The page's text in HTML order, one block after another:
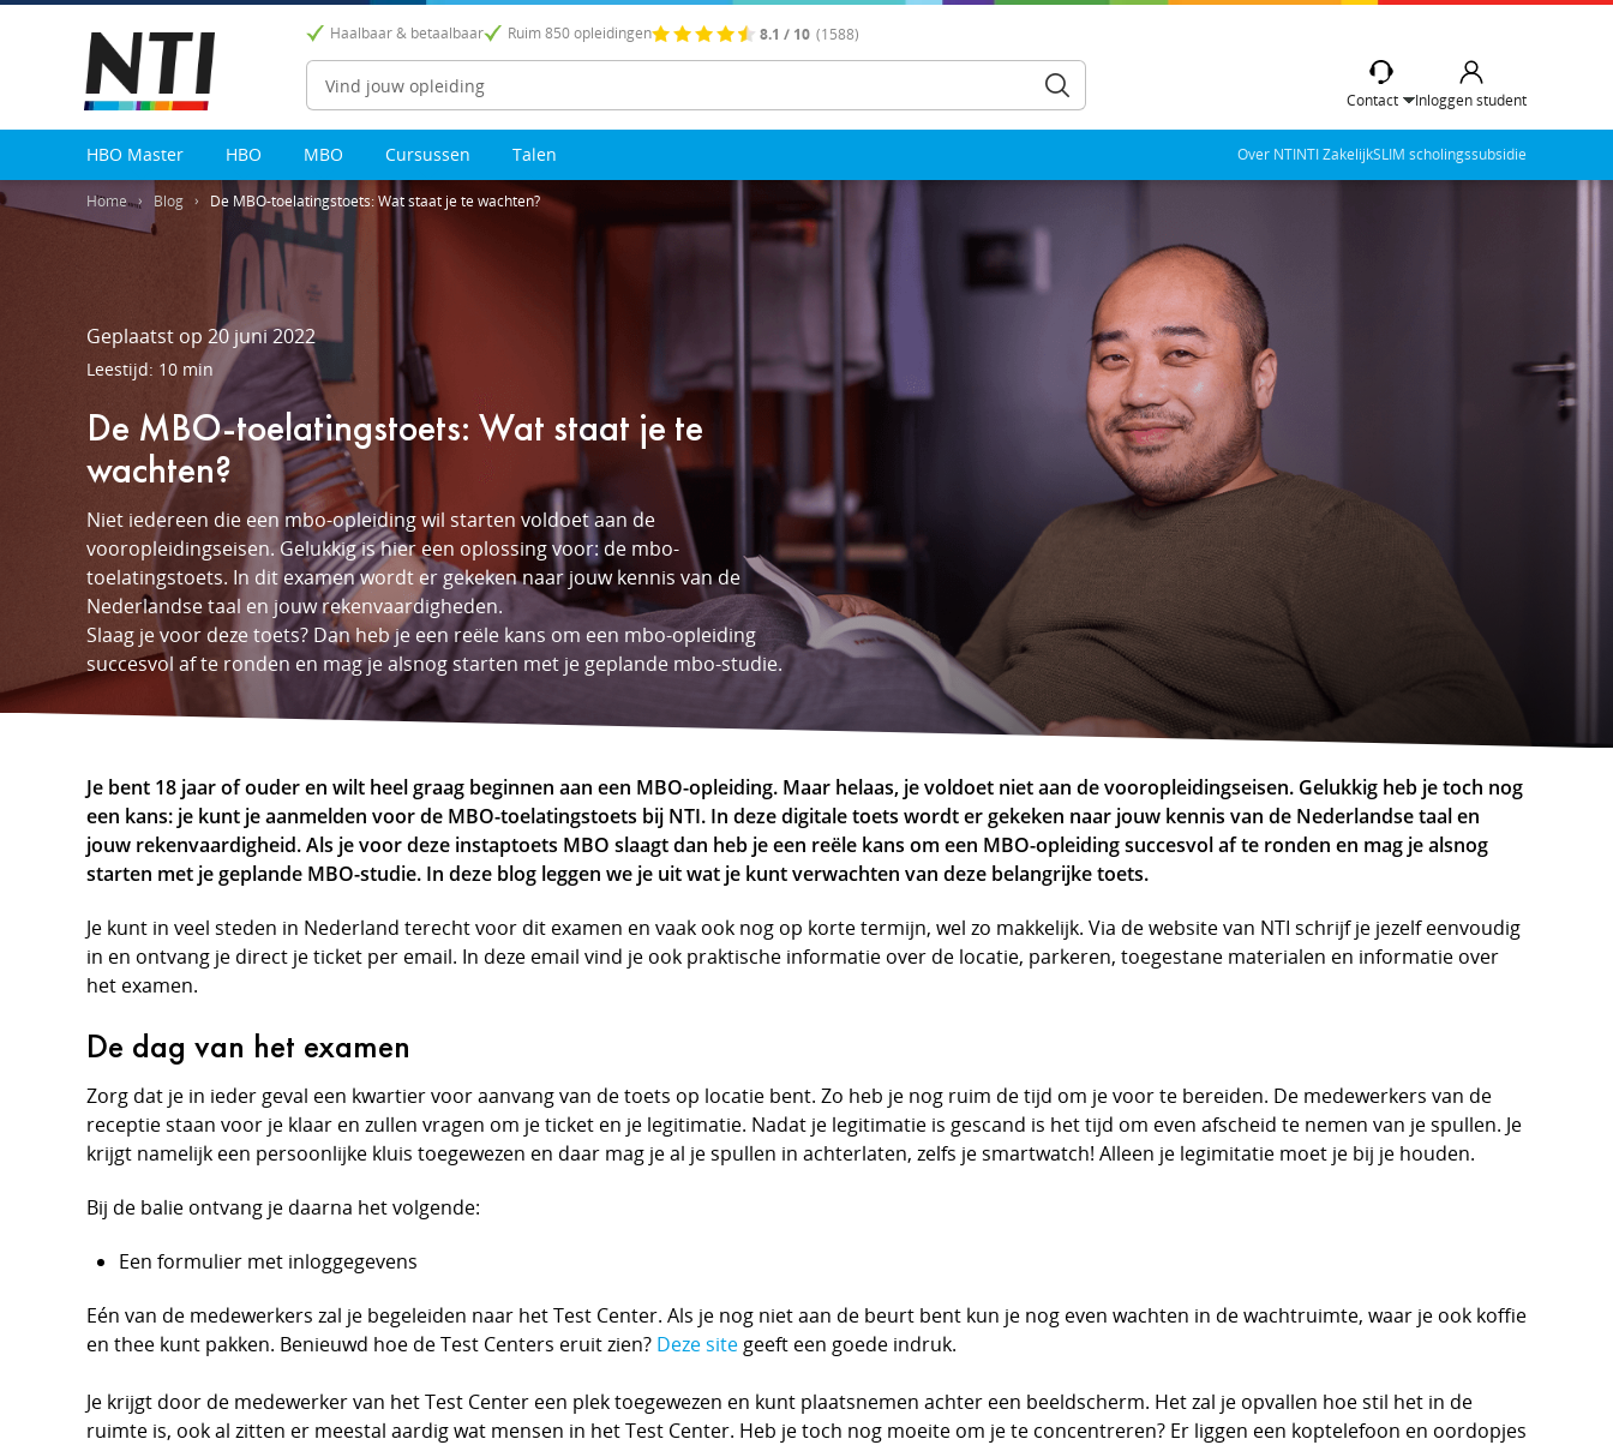
Haalbaar & betaalbaar Ruim 850 opleidingen 8.1 / 10 (1588)
Zoeken
Contact Inloggen student
HBO Master HBO MBO Cursussen Talen Over NTINTI ZakelijkSLIM scholingssubsidie
Home Blog De MBO-toelatingstoets: Wat staat je te wachten?
Geplaatst op 20 juni 2022
Leestijd: 10 min
De MBO-toelatingstoets: Wat staat je te
wachten?
Niet iedereen die een mbo-opleiding wil starten voldoet aan de
vooropleidingseisen. Gelukkig is hier een oplossing voor: de mbo-
toelatingstoets. In dit examen wordt er gekeken naar jouw kennis van de
Nederlandse taal en jouw rekenvaardigheden.
Slaag je voor deze toets? Dan heb je een reële kans om een mbo-opleiding
succesvol af te ronden en mag je alsnog starten met je geplande mbo-studie.
Je bent 18 jaar of ouder en wilt heel graag beginnen aan een MBO-opleiding. Maar helaas, je voldoet niet aan de vooropleidingseisen. Gelukkig heb je toch nog
een kans: je kunt je aanmelden voor de MBO-toelatingstoets bij NTI. In deze digitale toets wordt er gekeken naar jouw kennis van de Nederlandse taal en
jouw rekenvaardigheid. Als je voor deze instaptoets MBO slaagt dan heb je een reële kans om een MBO-opleiding succesvol af te ronden en mag je alsnog
starten met je geplande MBO-studie. In deze blog leggen we je uit wat je kunt verwachten van deze belangrijke toets.
Je kunt in veel steden in Nederland terecht voor dit examen en vaak ook nog op korte termijn, wel zo makkelijk. Via de website van NTI schrijf je jezelf eenvoudig
in en ontvang je direct je ticket per email. In deze email vind je ook praktische informatie over de locatie, parkeren, toegestane materialen en informatie over
het examen.
De dag van het examen
Zorg dat je in ieder geval een kwartier voor aanvang van de toets op locatie bent. Zo heb je nog ruim de tijd om je voor te bereiden. De medewerkers van de
receptie staan voor je klaar en zullen vragen om je ticket en je legitimatie. Nadat je legitimatie is gescand is het tijd om even afscheid te nemen van je spullen. Je
krijgt namelijk een persoonlijke kluis toegewezen en daar mag je al je spullen in achterlaten, zelfs je smartwatch! Alleen je legimitatie moet je bij je houden.
Bij de balie ontvang je daarna het volgende:
Een formulier met inloggegevens
Eén van de medewerkers zal je begeleiden naar het Test Center. Als je nog niet aan de beurt bent kun je nog even wachten in de wachtruimte, waar je ook koffie
en thee kunt pakken. Benieuwd hoe de Test Centers eruit zien? Deze site geeft een goede indruk.
Je krijgt door de medewerker van het Test Center een plek toegewezen en kunt plaatsnemen achter een beeldscherm. Het zal je opvallen hoe stil het in de
ruimte is, ook al zitten er meestal aardig wat mensen in het Test Center. Heb je toch nog moeite om je te concentreren? Er liggen een koptelefoon en oordopjes